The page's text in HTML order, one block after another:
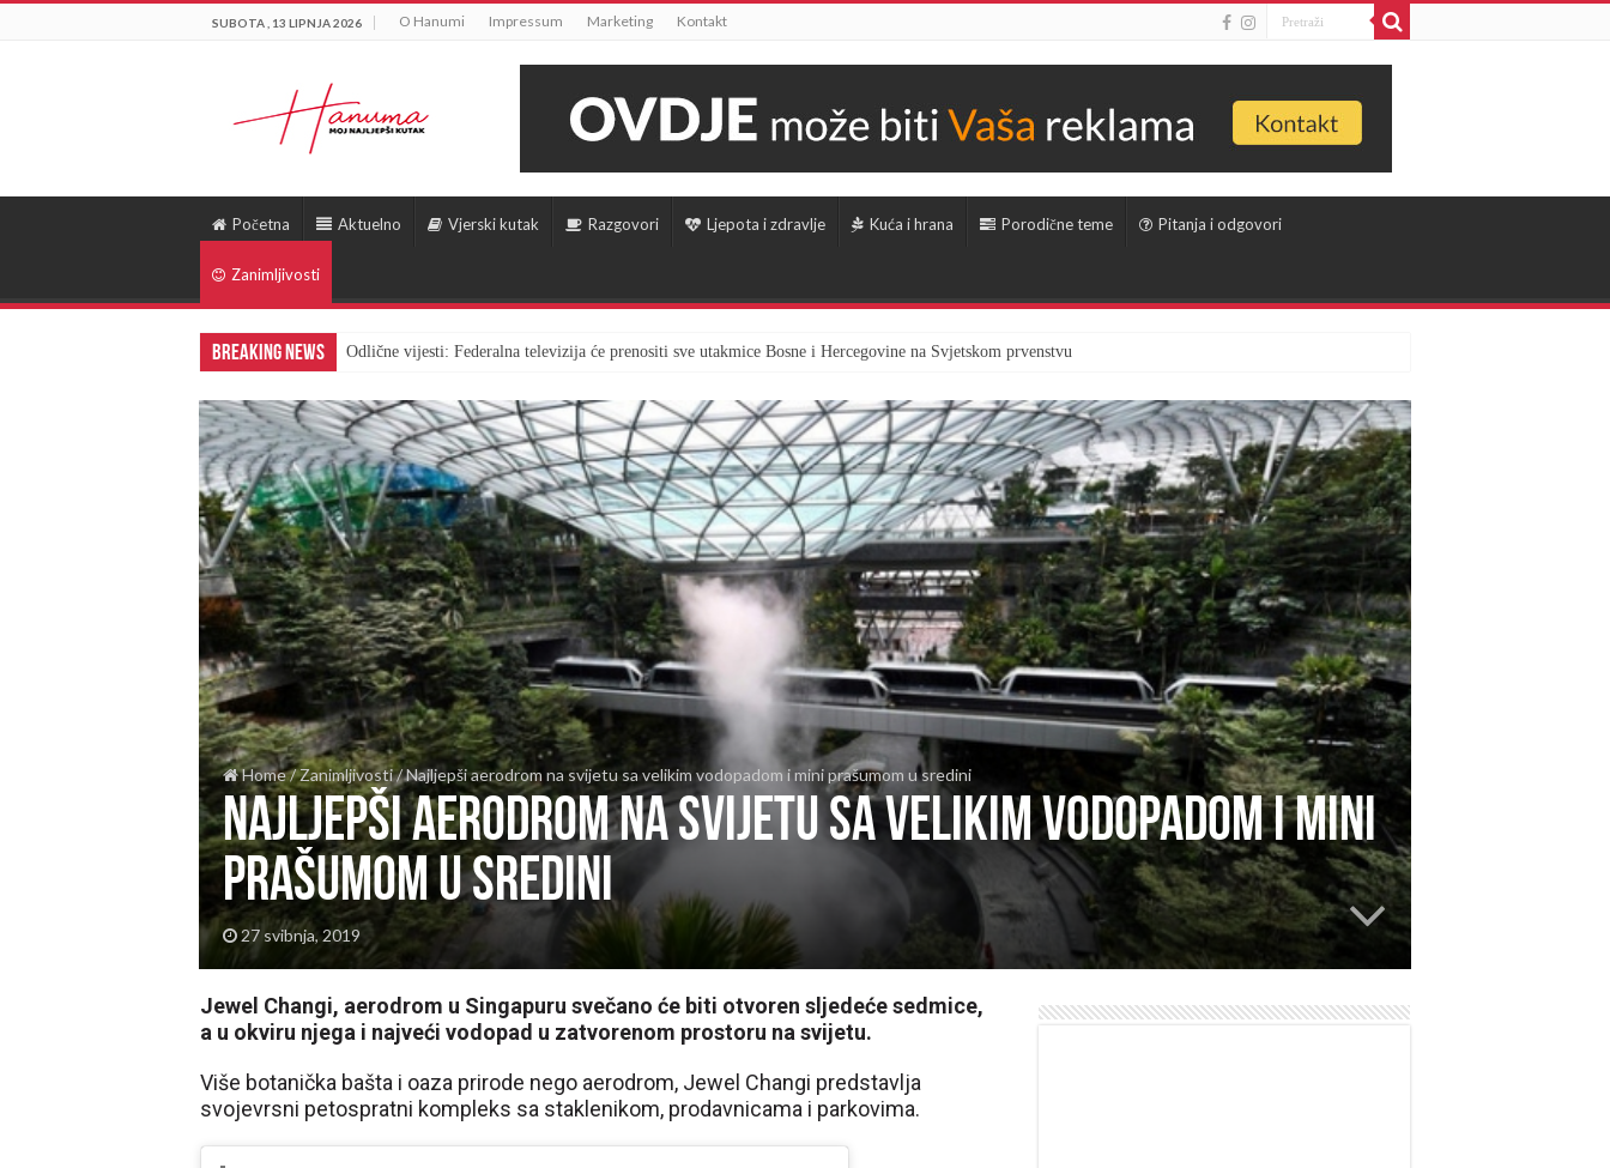
SUBOTA , 13 LIPNJA 2026 O Hanumi Impressum Marketing Kontakt
Početna Aktuelno Vjerski kutak Razgovori Ljepota i zdravlje Kuća i hrana Porodične teme Pitanja i odgovori
Zanimljivosti
Breaking News Odlične vijesti: Federalna televizija će prenositi sve utakmice Bosne i Hercegovine na Svjetskom prvenstvu
Home/Zanimljivosti/Najljepši aerodrom na svijetu sa velikim vodopadom i mini prašumom u sredini
Najljepši aerodrom na svijetu sa velikim vodopadom i mini
prašumom u sredini
27 svibnja, 2019
Jewel Changi, aerodrom u Singapuru svečano će biti otvoren sljedeće sedmice,
a u okviru njega i najveći vodopad u zatvorenom prostoru na svijetu.
Više botanička bašta i oaza prirode nego aerodrom, Jewel Changi predstavlja
svojevrsni petospratni kompleks sa staklenikom, prodavnicama i parkovima.